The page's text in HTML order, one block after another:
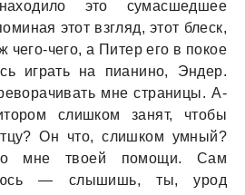
это сумасшедшее
этот взгляд, этот блеск,
чего-чего, а Питер его в покое
играть на пианино, Эндер.
мне страницы. А-
слишком занят, чтобы
Он что, слишком умный?
мне твоей помощи. Сам
— слышишь, ты, урод